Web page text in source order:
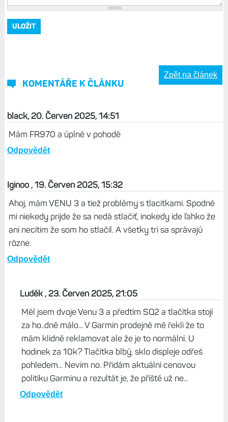
KOMENTÁŘE K ČLÁNKU
Zpět na článek
black, 20. Červen 2025, 14:51
Mám FR970 a úplně v pohodě
Odpovědět
Iginoo , 19. Červen 2025, 15:32
Ahoj, mám VENU 3 a tiež problémy s tlacitkami. Spodné
mi niekedy prijde že sa nedá stlačiť, inokedy ide ľahko že
ani necítim že som ho stlačil. A všetky tri sa správajú
rôzne.
Odpovědět
Luděk , 23. Červen 2025, 21:05
Měl jsem dvoje Venu 3 a předtím SQ2 a tlačítka stojí
za ho..dně málo... V Garmin prodejně mě řekli že to
mám klidně reklamovat ale že je to normální. U
hodinek za 10k? Tlačítka blbý, sklo displeje odřeš
pohledem... Nevím no. Přidám aktuální cenovou
politiku Garminu a rezultát je, že příště už ne...
Odpovědět